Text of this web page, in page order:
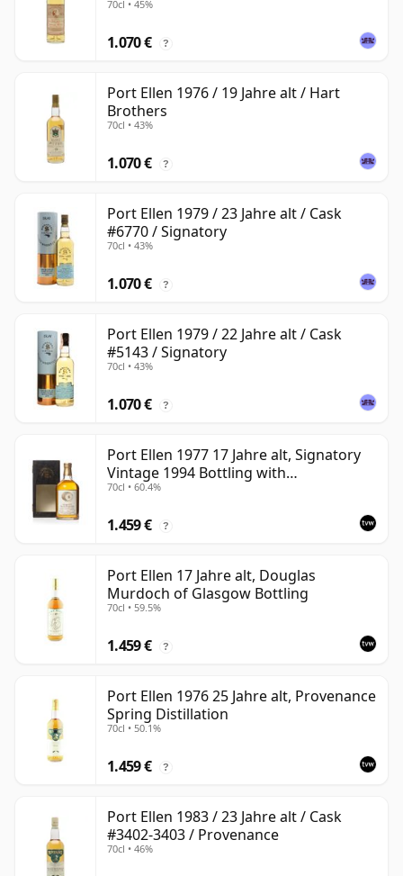
70cl • 45%
1.070 € ?
Port Ellen 1976 / 19 Jahre alt / Hart
Brothers
70cl • 43%
1.070 € ?
Port Ellen 1979 / 23 Jahre alt / Cask
#6770 / Signatory
70cl • 43%
1.070 € ?
Port Ellen 1979 / 22 Jahre alt / Cask
#5143 / Signatory
70cl • 43%
1.070 € ?
Port Ellen 1977 17 Jahre alt, Signatory
Vintage 1994 Bottling with
Presentation Box - Cask 5560
70cl • 60.4%
1.459 € ?
Port Ellen 17 Jahre alt, Douglas
Murdoch of Glasgow Bottling
70cl • 59.5%
1.459 € ?
Port Ellen 1976 25 Jahre alt, Provenance
Spring Distillation
70cl • 50.1%
1.459 € ?
Port Ellen 1983 / 23 Jahre alt / Cask
#3402-3403 / Provenance
70cl • 46%